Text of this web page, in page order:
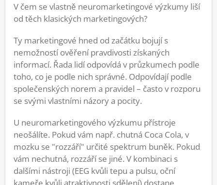
V čem se vlastně neuromarketingové výzkumy liší
od těch klasických marketingových?
Ty marketingové hned od začátku bojují s
nemožností ověření pravdivosti získaných
informací. Řada lidí odpovídá v průzkumech podle
toho, co je podle nich správné. Odpovídají podle
společenských norem a pravidel – často v rozporu
se svými vlastními názory a pocity.
U neuromarketingového výzkumu přístroje
neošálíte. Pokud vám např. chutná Coca Cola, v
mozku se "rozzáří" určité spektrum buněk. Pokud
vám nechutná, rozzáří se jiné. V kombinaci s
dalšími nástroji (EEG kvůli tepu a pulsu, oční
kameře kvůli atraktivnosti sdělení) dostane